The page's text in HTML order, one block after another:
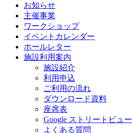
お知らせ
主催事業
ワークショップ
イベントカレンダー
ホールレター
施設利用案内
施設紹介
利用申込
ご利用の流れ
ダウンロード資料
座席表
Google ストリートビュー
よくある質問